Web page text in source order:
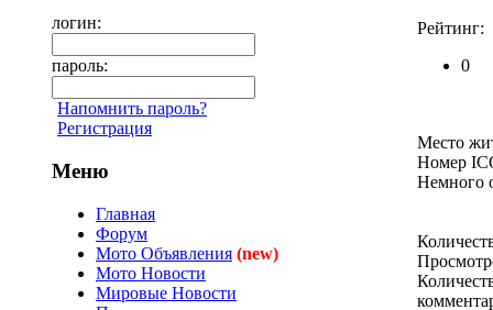
логин:
пароль:
Напомнить пароль?
Регистрация
Меню
Главная
Форум
Мото Объявления (new)
Мото Новости
Мировые Новости
Рейтинг:
0
Место
Номер
Немного